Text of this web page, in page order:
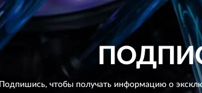
Подпишись, чтобы получать информацию о